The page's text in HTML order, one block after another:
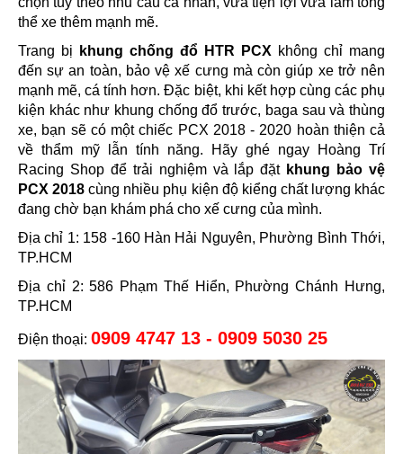
thể xe thêm mạnh mẽ.
Trang bị
khung chống đổ HTR PCX không chỉ mang
đến sự an toàn, bảo vệ xế cưng mà còn giúp xe trở nên
mạnh mẽ, cá tính hơn. Đặc biệt, khi kết hợp cùng các phụ
kiện khác như khung chống đổ trước, baga sau và thùng
xe, bạn sẽ có một chiếc PCX 2018 - 2020 hoàn thiện cả
về thẩm mỹ lẫn tính năng. Hãy ghé ngay Hoàng Trí
Racing Shop để trải nghiệm và lắp đặt khung bảo vệ
PCX 2018 cùng nhiều phụ kiện độ kiểng chất lượng khác
đang chờ bạn khám phá cho xế cưng của mình.
Địa chỉ 1: 158 -160 Hàn Hải Nguyên, Phường Bình Thới,
TP.HCM
Địa chỉ 2: 586 Phạm Thế Hiển, Phường Chánh Hưng,
TP.HCM
Điện thoại: 0909 4747 13 - 0909 5030 25